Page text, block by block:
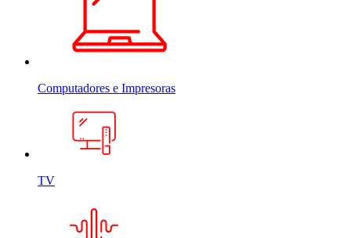
Computadores e Impresoras
TV